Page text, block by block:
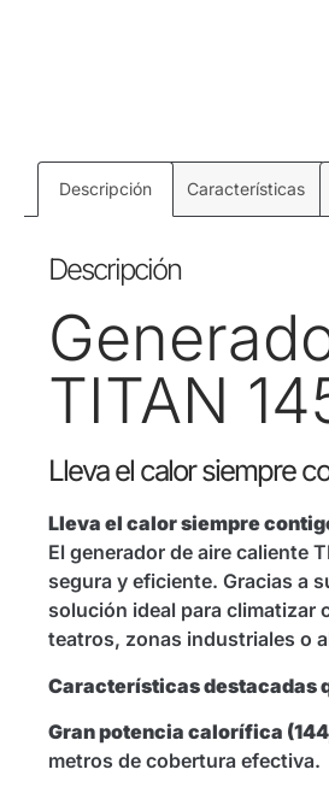
Descripción Características
Descripción
TITAN
Lleva el calor siempre
Lleva el calor siempre
El generador de aire caliente
segura y eficiente. Gracias a
solución ideal para climatizar
teatros, zonas industriales o
Características destacadas
Gran potencia calorífica
metros de cobertura efectiva.